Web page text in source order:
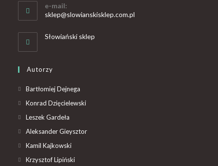
e-mail:
sklep@slowianskisklep.com.pl
Słowiański sklep
Autorzy
Bartłomiej Dejnega
Konrad Dzięcielewski
Leszek Gardeła
Aleksander Gieysztor
Kamil Kajkowski
Krzysztof Lipiński